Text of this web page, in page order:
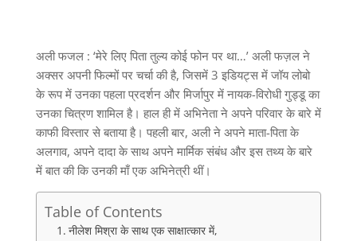
अली फजल : ‘मेरे लिए पिता तुल्य कोई फोन पर था…’ अली फज़ल ने
अक्सर अपनी फिल्मों पर चर्चा की है, जिसमें 3 इडियट्स में जॉय लोबो
के रूप में उनका पहला प्रदर्शन और मिर्जापुर में नायक-विरोधी गुड्डू का
उनका चित्रण शामिल है। हाल ही में अभिनेता ने अपने परिवार के बारे में
काफी विस्तार से बताया है। पहली बार, अली ने अपने माता-पिता के
अलगाव, अपने दादा के साथ अपने मार्मिक संबंध और इस तथ्य के बारे
में बात की कि उनकी माँ एक अभिनेत्री थीं।
Table of Contents
नीलेश मिश्रा के साथ एक साक्षात्कार में,